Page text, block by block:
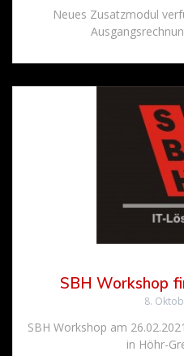
Neues Zusatzmodul
SBH Workshop
8.
SBH Workshop am
in Höhr-